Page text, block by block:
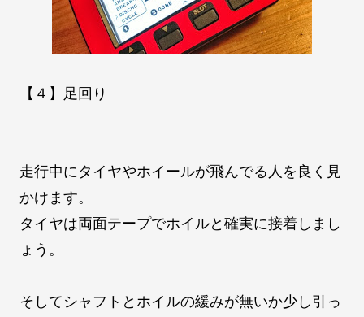
【４】足回り
走行中にタイヤやホイールが飛んでる人を良く見
かけます。
タイヤは両面テープでホイルと確実に接着しまし
ょう。
そしてシャフトとホイルの緩みが無いか少し引っ